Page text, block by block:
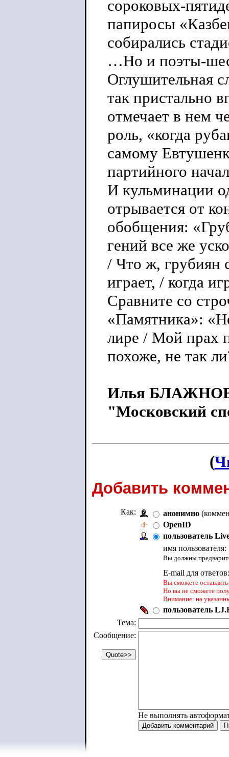
сороковых-
папиросы
собирались
…Но и поэты-
Оглушительная
так пристально
отмечает в нем
роль, «когда
самому
партийного
И кульминации
отрывается от
обобщения:
гений все же
/ Что ж, грубиян
играет, / когда
Сравните со
«Памятника»:
лире / Мой прах
похоже, не так
Илья
"Московский
(
Добавить
Как: анонимно
OpenID
пользователь
имя пользователя:
Вы должны
E-mail для
Вы сможете
Но вы не сможете
Внимание: на
пользователь
Тема:
Сообщение:
Не выполнять